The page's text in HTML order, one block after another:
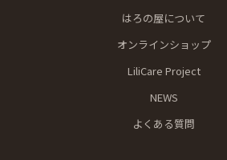
はろの屋について
オンラインショップ
LiliCare Project
NEWS
よくある質問